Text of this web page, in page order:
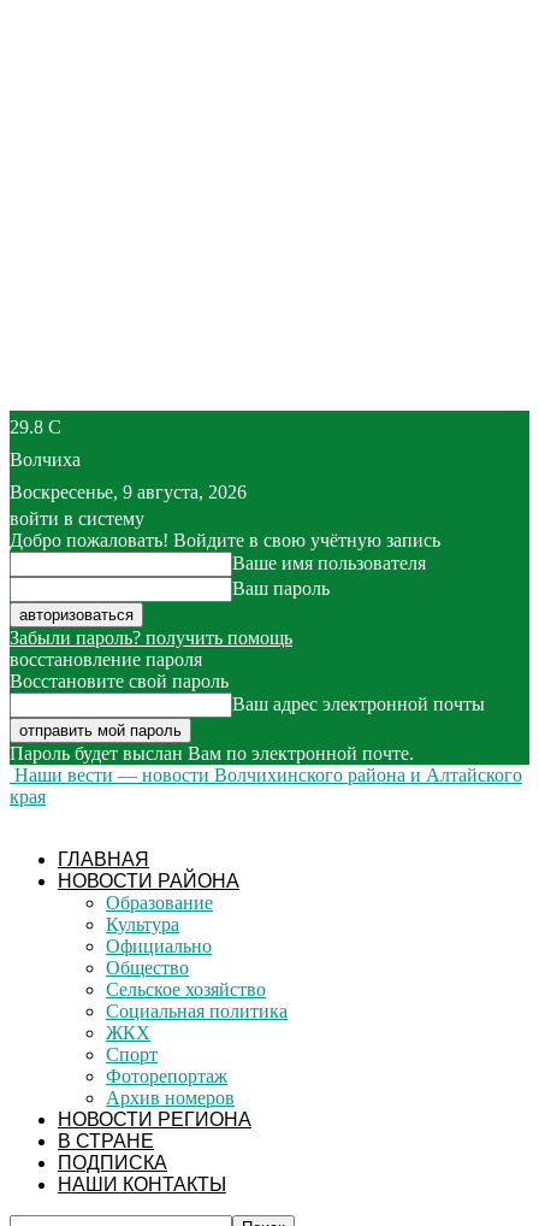
29.8 C
Волчиха
Воскресенье, 9 августа, 2026
войти в систему
Добро пожаловать! Войдите в свою учётную запись
Ваше имя пользователя
Ваш пароль
Забыли пароль? получить помощь
восстановление пароля
Восстановите свой пароль
Ваш адрес электронной почты
Пароль будет выслан Вам по электронной почте.
Наши вести — новости Волчихинского района и Алтайского
края
ГЛАВНАЯ
НОВОСТИ РАЙОНА
Образование
Культура
Официально
Общество
Сельское хозяйство
Социальная политика
ЖКХ
Спорт
Фоторепортаж
Архив номеров
НОВОСТИ РЕГИОНА
В СТРАНЕ
ПОДПИСКА
НАШИ КОНТАКТЫ